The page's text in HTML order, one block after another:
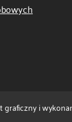
graficzny i